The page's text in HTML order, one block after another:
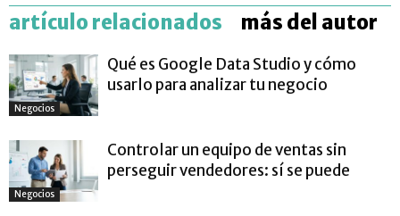
artículo relacionados más del autor
Negocios
Qué es Google Data Studio y cómo
usarlo para analizar tu negocio
Negocios
Controlar un equipo de ventas sin
perseguir vendedores: sí se puede